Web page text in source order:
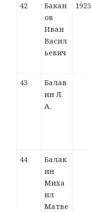
42
Бакан
ов
Иван
Васил
ьевич
1925
43
Балав
ин Л.
А.
44
Балак
ин
Миха
ил
Матве